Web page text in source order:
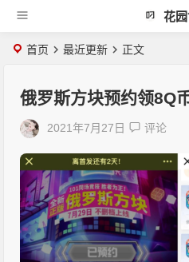
花
首页 最近更新 正文
俄罗斯方块预约领8Q
2021年7月27日 评论